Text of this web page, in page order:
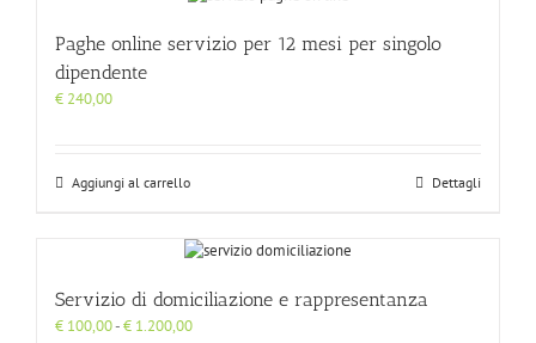
Paghe online servizio per 12 mesi per singolo
dipendente
€ 240,00
Aggiungi al carrello Dettagli
Servizio di domiciliazione e rappresentanza
€ 100,00-€ 1.200,00Fascia